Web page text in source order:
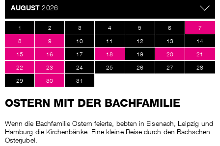
AUGUST2026
1 2 3 4 5 6
7
8
9 10 11 12 13
14
15
16 17 18 19 20
21
22
23 24 25 26 27
28
29
30 31
OSTERN MIT DER BACHFAMILIE
Wenn die Bachfamilie Ostern feierte, bebten in Eisenach, Leipzig und
Hamburg die Kirchenbänke. Eine kleine Reise durch den Bachschen
Osterjubel.